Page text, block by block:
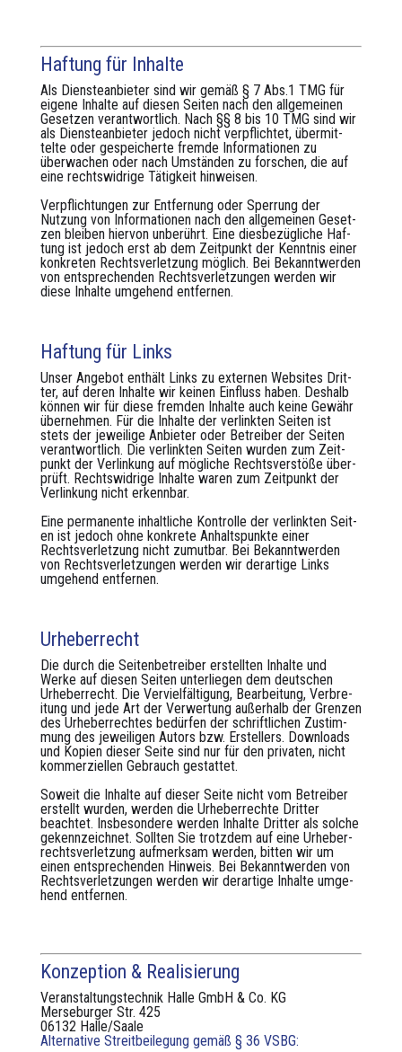
Haftung für Inhalte
Als Dien­stean­bi­eter sind wir gemäß § 7 Abs.1 TMG für
eigene Inhalte auf diesen Seit­en nach den all­ge­meinen
Geset­zen ver­ant­wortlich. Nach §§ 8 bis 10 TMG sind wir
als Dien­stean­bi­eter jedoch nicht verpflichtet, über­mit­
telte oder gespe­icherte fremde Infor­ma­tio­nen zu
überwachen oder nach Umstän­den zu forschen, die auf
eine rechtswidrige Tätigkeit hin­weisen.
Verpflich­tun­gen zur Ent­fer­nung oder Sper­rung der
Nutzung von Infor­ma­tio­nen nach den all­ge­meinen Geset­
zen bleiben hier­von unberührt. Eine dies­bezügliche Haf­
tung ist jedoch erst ab dem Zeit­punkt der Ken­nt­nis ein­er
konkreten Rechtsver­let­zung möglich. Bei Bekan­ntwer­den
von entsprechen­den Rechtsver­let­zun­gen wer­den wir
diese Inhalte umge­hend ent­fer­nen.
Haftung für Links
Unser Ange­bot enthält Links zu exter­nen Web­sites Drit­
ter, auf deren Inhalte wir keinen Ein­fluss haben. Deshalb
kön­nen wir für diese frem­den Inhalte auch keine Gewähr
übernehmen. Für die Inhalte der ver­link­ten Seit­en ist
stets der jew­eilige Anbi­eter oder Betreiber der Seit­en
ver­ant­wortlich. Die ver­link­ten Seit­en wur­den zum Zeit­
punkt der Ver­linkung auf mögliche Rechtsver­stöße über­
prüft. Rechtswidrige Inhalte waren zum Zeit­punkt der
Ver­linkung nicht erkennbar.
Eine per­ma­nente inhaltliche Kon­trolle der ver­link­ten Seit­
en ist jedoch ohne konkrete Anhalt­spunk­te ein­er
Rechtsver­let­zung nicht zumut­bar. Bei Bekan­ntwer­den
von Rechtsver­let­zun­gen wer­den wir der­ar­tige Links
umge­hend ent­fer­nen.
Urheberrecht
Die durch die Seit­en­be­treiber erstell­ten Inhalte und
Werke auf diesen Seit­en unter­liegen dem deutschen
Urhe­ber­recht. Die Vervielfäl­ti­gung, Bear­beitung, Ver­bre­
itung und jede Art der Ver­w­er­tung außer­halb der Gren­zen
des Urhe­ber­recht­es bedür­fen der schriftlichen Zus­tim­
mung des jew­eili­gen Autors bzw. Erstellers. Down­loads
und Kopi­en dieser Seite sind nur für den pri­vat­en, nicht
kom­merziellen Gebrauch ges­tat­tet.
Soweit die Inhalte auf dieser Seite nicht vom Betreiber
erstellt wur­den, wer­den die Urhe­ber­rechte Drit­ter
beachtet. Ins­beson­dere wer­den Inhalte Drit­ter als solche
gekennze­ich­net. Soll­ten Sie trotz­dem auf eine Urhe­ber­
rechtsver­let­zung aufmerk­sam wer­den, bit­ten wir um
einen entsprechen­den Hin­weis. Bei Bekan­ntwer­den von
Rechtsver­let­zun­gen wer­den wir der­ar­tige Inhalte umge­
hend ent­fer­nen.
Konzeption & Realisierung
Ver­anstal­tung­stech­nik Halle GmbH & Co. KG
Merse­burg­er Str. 425
06132 Halle/Saale
Alternative Streitbeilegung gemäß § 36 VSBG: